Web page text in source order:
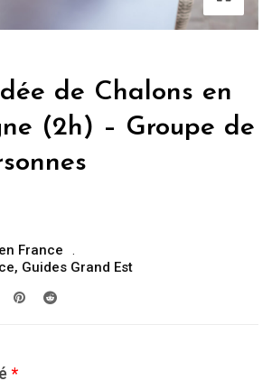
de Chalons en
(2h) – Groupe de
France
, Guides Grand Est
*